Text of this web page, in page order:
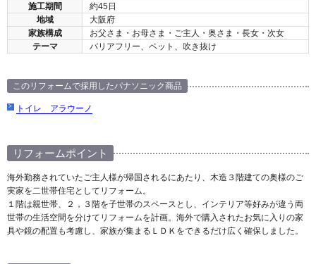
施工期間
約45日
地域
大阪府
家族構成
お父さま・お母さま・ご主人・奥さま・長女・次女
テーマ
バリアフリー、ペット、吹き抜け
このリフォームで採用したパナソニック商品
トイレ アラウーノ
リフォームポイント
海外勤務されていたご主人様が帰国されるにあたり、木造３階建ての奥様のご
実家を二世帯住宅としてリフォーム。
１階は親世帯、２，３階を子世帯のスペースとし、インテリア等好みが違う両
世帯の生活空間を分けてリフォームを計画。海外で購入されたお気に入りの家
具や鏡の配置も考慮し、家族が集まるＬＤＫをできるだけ広く確保しました。